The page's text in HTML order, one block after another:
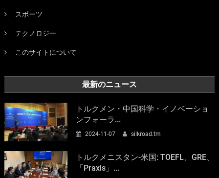
スポーツ
テクノロジー
このサイトについて
最新のニュース
トルクメン・中国科学・イノベーショ
ンフォーラ...
2024-11-07 silkroad.tm
トルクメニスタン-米国: TOEFL、GRE、
「Praxis」...